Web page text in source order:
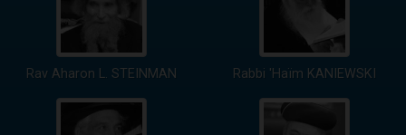
Rav Aharon L. STEINMAN Rabbi 'Haïm KANIEWSKI